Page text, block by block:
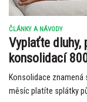
ČLÁNKY A NÁVODY
Vyplaťte dluhy,
konsolidací
Konsolidace znamená
měsíc platíte splátky